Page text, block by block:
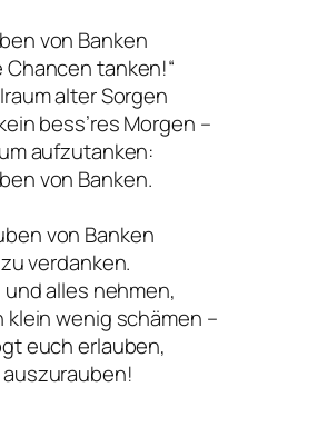
von Banken
Chancen tanken!“
alter Sorgen
bess’res Morgen –
aufzutanken:
von Banken.
von Banken
verdanken.
alles nehmen,
klein wenig schämen –
euch erlauben,
auszurauben!